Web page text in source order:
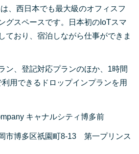
、西日本でも最大級のオフィスフ
グスペースです。日本初のIoTスマ
ており、宿泊しながら仕事ができま
ン、登記対応プランのほか、1時間
用できるドロップインプランを用
キャナルシティ博多前
市博多区祇園町8-13 第一プリンス